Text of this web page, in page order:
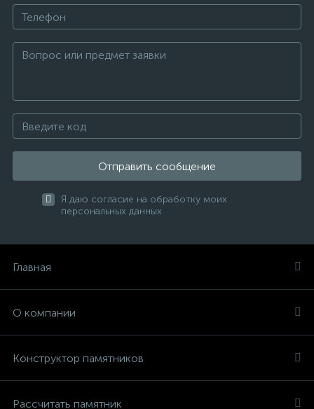
Отправить сообщение
Я даю согласие на обработку моих
персональных данных
Главная
О компании
Конструктор памятников
Рассчитать памятник